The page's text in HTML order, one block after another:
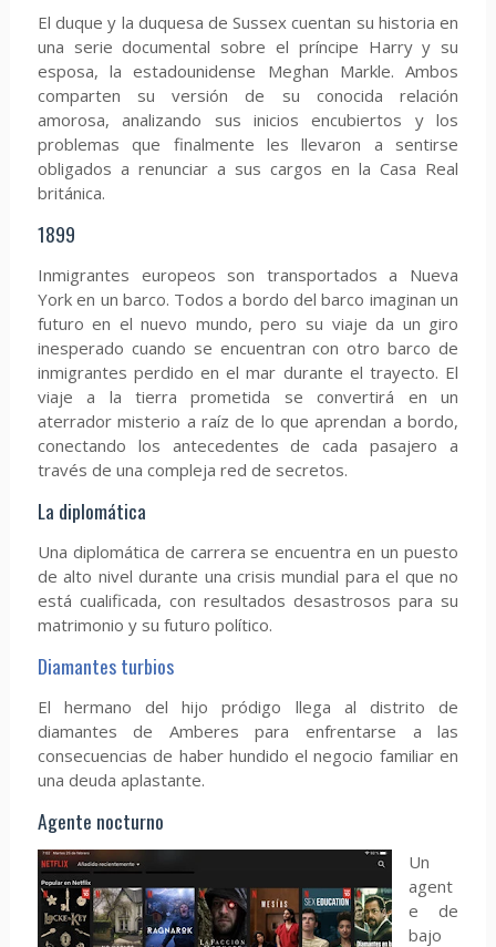
El duque y la duquesa de Sussex cuentan su historia en
una serie documental sobre el príncipe Harry y su
esposa, la estadounidense Meghan Markle. Ambos
comparten su versión de su conocida relación
amorosa, analizando sus inicios encubiertos y los
problemas que finalmente les llevaron a sentirse
obligados a renunciar a sus cargos en la Casa Real
británica.
1899
Inmigrantes europeos son transportados a Nueva
York en un barco. Todos a bordo del barco imaginan un
futuro en el nuevo mundo, pero su viaje da un giro
inesperado cuando se encuentran con otro barco de
inmigrantes perdido en el mar durante el trayecto. El
viaje a la tierra prometida se convertirá en un
aterrador misterio a raíz de lo que aprendan a bordo,
conectando los antecedentes de cada pasajero a
través de una compleja red de secretos.
La diplomática
Una diplomática de carrera se encuentra en un puesto
de alto nivel durante una crisis mundial para el que no
está cualificada, con resultados desastrosos para su
matrimonio y su futuro político.
Diamantes turbios
El hermano del hijo pródigo llega al distrito de
diamantes de Amberes para enfrentarse a las
consecuencias de haber hundido el negocio familiar en
una deuda aplastante.
Agente nocturno
Un
agent
e de
bajo